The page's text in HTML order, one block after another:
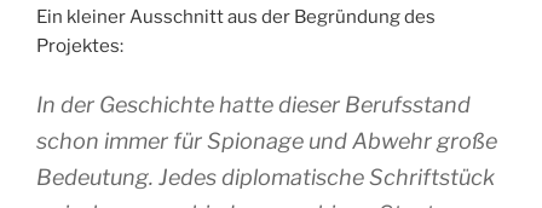
Ein kleiner Ausschnitt aus der Begründung des
Projektes:
In der Geschichte hatte dieser Berufsstand
schon immer für Spionage und Abwehr große
Bedeutung. Jedes diplomatische Schriftstück